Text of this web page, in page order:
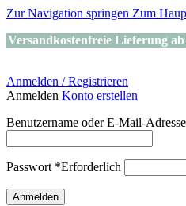
Zur Navigation springen Zum
Versandkostenfreie Lieferung
Anmelden / Registrieren
Anmelden Konto erstellen
Benutzername oder E-Mail-Adresse
Passwort *Erforderlich
Anmelden